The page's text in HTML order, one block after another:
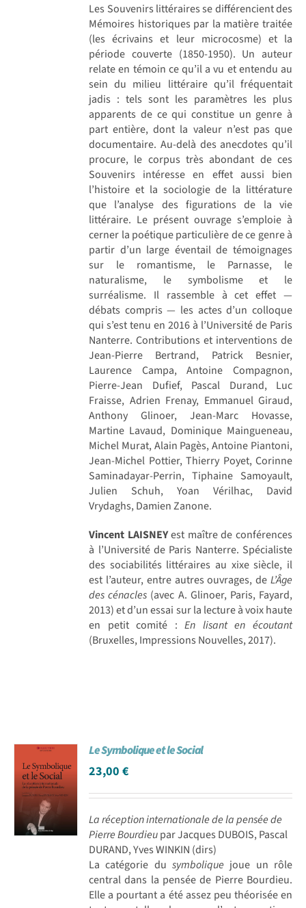
Les Souvenirs littéraires se différencient des
Mémoires historiques par la matière traitée
(les écrivains et leur microcosme) et la
période couverte (1850-1950). Un auteur
relate en témoin ce qu’il a vu et entendu au
sein du milieu littéraire qu’il fréquentait
jadis : tels sont les paramètres les plus
apparents de ce qui constitue un genre à
part entière, dont la valeur n’est pas que
documentaire. Au-delà des anecdotes qu’il
procure, le corpus très abondant de ces
Souvenirs intéresse en effet aussi bien
l’histoire et la sociologie de la littérature
que l’analyse des figurations de la vie
littéraire. Le présent ouvrage s’emploie à
cerner la poétique particulière de ce genre à
partir d’un large éventail de témoignages
sur le romantisme, le Parnasse, le
naturalisme, le symbolisme et le
surréalisme. Il rassemble à cet effet —
débats compris — les actes d’un colloque
qui s’est tenu en 2016 à l’Université de Paris
Nanterre. Contributions et interventions de
Jean-Pierre Bertrand, Patrick Besnier,
Laurence Campa, Antoine Compagnon,
Pierre-Jean Dufief, Pascal Durand, Luc
Fraisse, Adrien Frenay, Emmanuel Giraud,
Anthony Glinoer, Jean-Marc Hovasse,
Martine Lavaud, Dominique Maingueneau,
Michel Murat, Alain Pagès, Antoine Piantoni,
Jean-Michel Pottier, Thierry Poyet, Corinne
Saminadayar-Perrin, Tiphaine Samoyault,
Julien Schuh, Yoan Vérilhac, David
Vrydaghs, Damien Zanone.
Vincent LAISNEYest maître de conférences
à l’Université de Paris Nanterre. Spécialiste
des sociabilités littéraires au xixe siècle, il
est l’auteur, entre autres ouvrages, de L’Âge
des cénacles (avec A. Glinoer, Paris, Fayard,
2013) et d’un essai sur la lecture à voix haute
en petit comité :En lisant en écoutant
(Bruxelles, Impressions Nouvelles, 2017).
Le Symbolique et le Social
23,00€
La réception internationale de la pensée de
Pierre Bourdieupar Jacques DUBOIS, Pascal
DURAND, Yves WINKIN (dirs)
La catégorie dusymbolique joue un rôle
central dans la pensée de Pierre Bourdieu.
Elle a pourtant a été assez peu théorisée en